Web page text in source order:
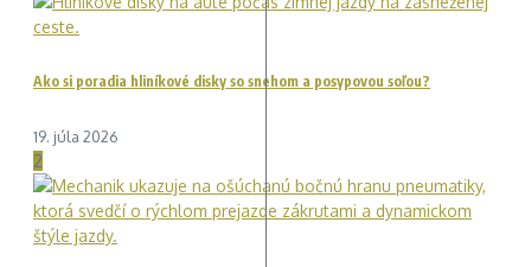
Ako si poradia hliníkové disky so snehom a posypovou soľou?
19. júla 2026
2